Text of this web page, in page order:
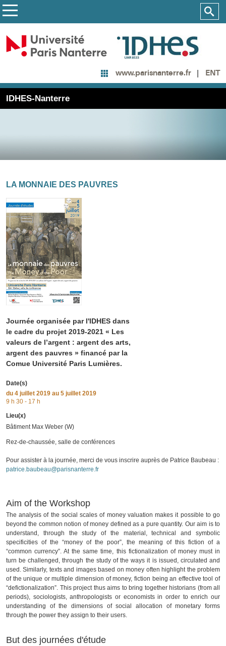
www.parisnanterre.fr ENT
IDHES-Nanterre
LA MONNAIE DES PAUVRES
Journée organisée par l'IDHES dans
le cadre du projet 2019-2021 « Les
valeurs de l’argent : argent des arts,
argent des pauvres » financé par la
Comue Université Paris Lumières.
Date(s)
du 4 juillet 2019 au 5 juillet 2019
9 h 30 - 17 h
Lieu(x)
Bâtiment Max Weber (W)
Rez-de-chaussée, salle de conférences
Pour assister à la journée, merci de vous inscrire auprès de Patrice Baubeau :
patrice.baubeau@parisnanterre.fr
Aim of the Workshop
The analysis of the social scales of money valuation makes it possible to go
beyond the common notion of money defined as a pure quantity. Our aim is to
understand, through the study of the material, technical and symbolic
specificities of the “money of the poor”, the meaning of this fiction of a
“common currency”. At the same time, this fictionalization of money must in
turn be challenged, through the study of the ways it is issued, circulated and
used. Similarly, texts and images based on money often highlight the problem
of the unique or multiple dimension of money, fiction being an effective tool of
“defictionalization”. This project thus aims to bring together historians (from all
periods), sociologists, anthropologists or economists in order to enrich our
understanding of the dimensions of social allocation of monetary forms
through the power they assign to their users.
But des journées d'étude